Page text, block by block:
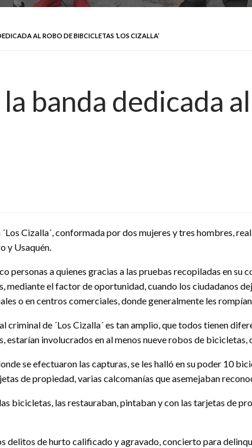
AL ROBO DE BIBCICLETAS ‘LOS CIZALLA’
banda dedicada
´Los Cizalla´, conformada por dos mujeres y tres hombres,
y Usaquén.
personas a quienes gracias a las pruebas recopiladas en su
mediante el factor de oportunidad, cuando los ciudadanos
o en centros comerciales, donde generalmente les
criminal de ´Los Cizalla´ es tan amplio, que todos tienen
estarían involucrados en al menos nueve robos de bicicletas,
se efectuaron las capturas, se les halló en su poder 10
de propiedad, varias calcomanías que asemejaban
bicicletas, las restauraban, pintaban y con las tarjetas de
delitos de hurto calificado y agravado, concierto para